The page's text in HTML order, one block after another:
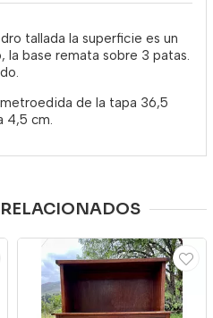
tallada la superficie es un
la base remata sobre 3 patas.
de la tapa 36,5
4,5 cm.